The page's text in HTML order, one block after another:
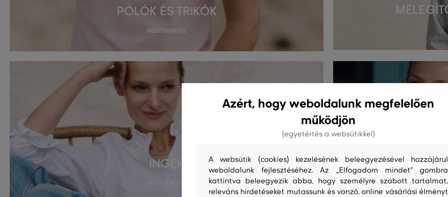
Azért, hogy weboldalunk megfelelően
működjön
(egyetértés a websütikkel)
A websütik (cookies) kezelésének beleegyezésével hozzájárul
weboldalunk fejlesztéséhez. Az „Elfogadom mindet" gombra
kattintva beleegyezik abba, hogy személyre szabott tartalmat,
releváns hirdetéseket mutassunk és vonzó, online vásárlási élményt